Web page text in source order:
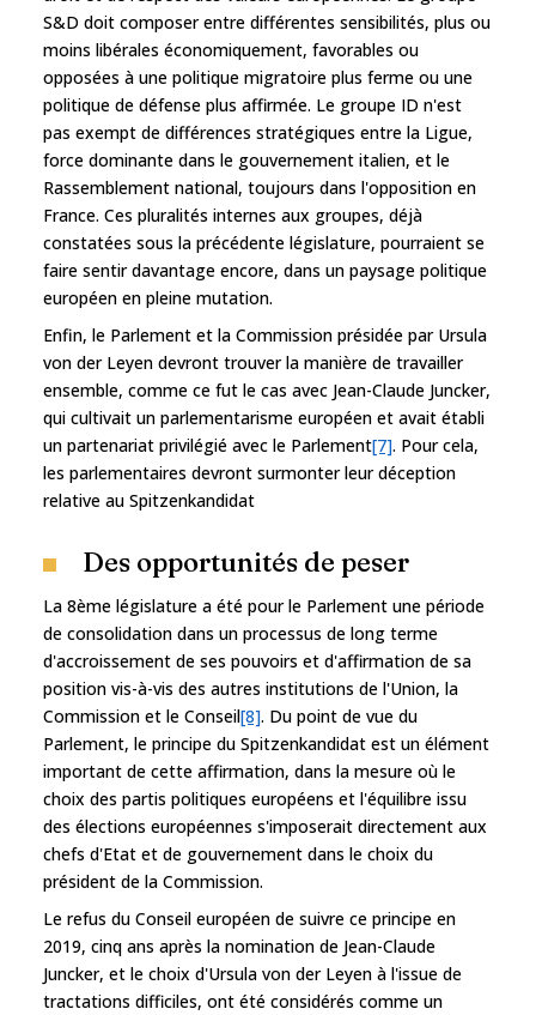
S&D doit composer entre différentes sensibilités, plus ou
moins libérales économiquement, favorables ou
opposées à une politique migratoire plus ferme ou une
politique de défense plus affirmée. Le groupe ID n'est
pas exempt de différences stratégiques entre la Ligue,
force dominante dans le gouvernement italien, et le
Rassemblement national, toujours dans l'opposition en
France. Ces pluralités internes aux groupes, déjà
constatées sous la précédente législature, pourraient se
faire sentir davantage encore, dans un paysage politique
européen en pleine mutation.
Enfin, le Parlement et la Commission présidée par Ursula
von der Leyen devront trouver la manière de travailler
ensemble, comme ce fut le cas avec Jean-Claude Juncker,
qui cultivait un parlementarisme européen et avait établi
un partenariat privilégié avec le Parlement[7]. Pour cela,
les parlementaires devront surmonter leur déception
relative au Spitzenkandidat
Des opportunités de peser
La 8ème législature a été pour le Parlement une période
de consolidation dans un processus de long terme
d'accroissement de ses pouvoirs et d'affirmation de sa
position vis-à-vis des autres institutions de l'Union, la
Commission et le Conseil[8]. Du point de vue du
Parlement, le principe du Spitzenkandidat est un élément
important de cette affirmation, dans la mesure où le
choix des partis politiques européens et l'équilibre issu
des élections européennes s'imposerait directement aux
chefs d'Etat et de gouvernement dans le choix du
président de la Commission.
Le refus du Conseil européen de suivre ce principe en
2019, cinq ans après la nomination de Jean-Claude
Juncker, et le choix d'Ursula von der Leyen à l'issue de
tractations difficiles, ont été considérés comme un